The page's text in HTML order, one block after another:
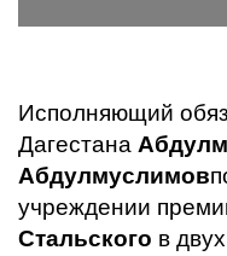
Исполняющий
Дагестана
Абдулмуслимов
учреждении
Стальского в